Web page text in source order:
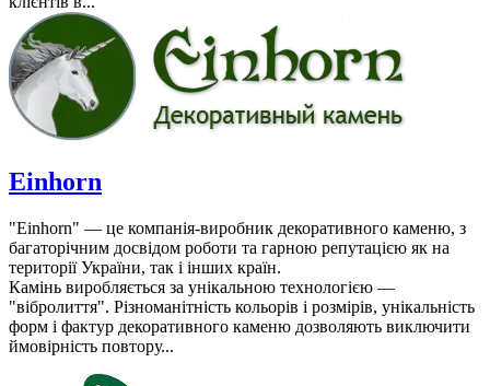
Einhorn
"Einhorn" — це компанія-виробник декоративного каменю, з
багаторічним досвідом роботи та гарною репутацією як на
території України, так і інших країн.
Камінь виробляється за унікальною технологією —
"вібролиття". Різноманітність кольорів і розмірів, унікальність
форм і фактур декоративного каменю дозволяють виключити
ймовірність повтору...